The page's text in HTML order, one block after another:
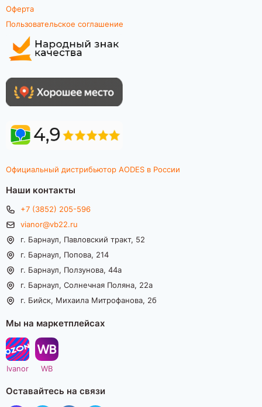
Оферта
Пользовательское соглашение
Официальный дистрибьютор AODES в России
Наши контакты
+7 (3852) 205-596
vianor@vb22.ru
г. Барнаул, Павловский тракт, 52
г. Барнаул, Попова, 214
г. Барнаул, Ползунова, 44а
г. Барнаул, Солнечная Поляна, 22а
г. Бийск, Михаила Митрофанова, 2б
Мы на маркетплейсах
Ivanor WB
Оставайтесь на связи